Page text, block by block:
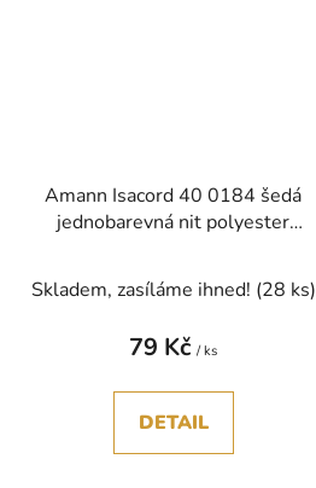
Amann Isacord 40 0184 šedá
jednobarevná nit polyester
Skladem, zasíláme ihned! (28 ks)
79 Kč/ ks
DETAIL